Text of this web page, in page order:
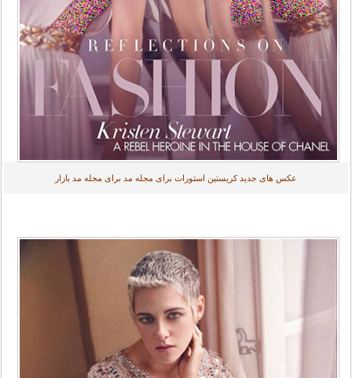
عکس های جدید کریستین استورات برای مجله مد برای مجله مد بازار